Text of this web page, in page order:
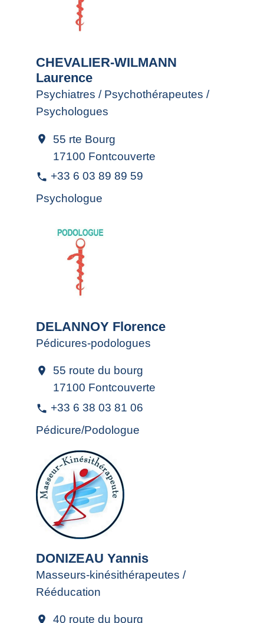
CHEVALIER-WILMANN
Laurence
Psychiatres / Psychothérapeutes /
Psychologues
location_on
55 rte Bourg
17100 Fontcouverte
phone +33 6 03 89 89 59
Psychologue
DELANNOY Florence
Pédicures-podologues
location_on
55 route du bourg
17100 Fontcouverte
phone +33 6 38 03 81 06
Pédicure/Podologue
DONIZEAU Yannis
Masseurs-kinésithérapeutes /
Rééducation
location_on 40 route du bourg